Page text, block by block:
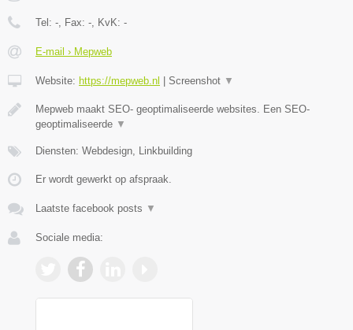
Tel: - , Fax: - , KvK: -
E-mail › Mepweb
Website: https://mepweb.nl Screenshot ▼
Mepweb maakt SEO- geoptimaliseerde websites. Een SEO-
geoptimaliseerde ▼
Diensten: Webdesign, Linkbuilding
Er wordt gewerkt op afspraak.
Laatste facebook posts ▼
Sociale media: